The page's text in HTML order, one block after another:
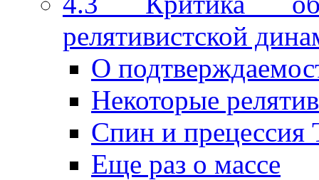
релятивистской
О
Некоторые
Спин и прецессия
Еще раз о массе